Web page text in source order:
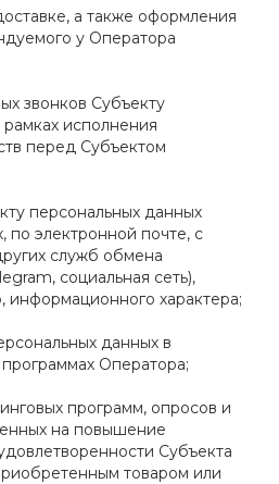
а также оформления
у Оператора
звонков Субъекту
исполнения
перед Субъектом
персональных данных
по электронной почте, с
служб обмена
социальная сеть),
характера;
данных в
Оператора;
программ, опросов и
на повышение
Субъекта
товаром или